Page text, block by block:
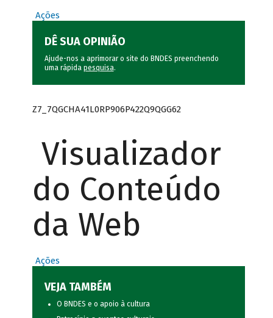
Ações
DÊ SUA OPINIÃO
Ajude-nos a aprimorar o site do BNDES preenchendo
uma rápida pesquisa.
Z7_7QGCHA41L0RP906P422Q9QGG62
Visualizador
do Conteúdo
da Web
Ações
VEJA TAMBÉM
O BNDES e o apoio à cultura